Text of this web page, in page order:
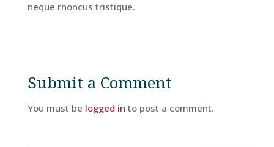
Breaks
neque rhoncus tristique.
Submit a Comment
You must be logged in to post a comment.